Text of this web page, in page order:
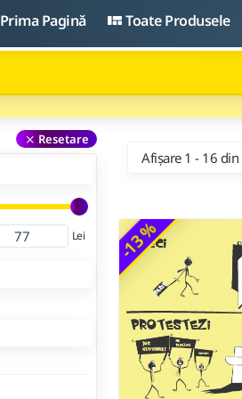
Prima Pagină Toate Produsele
Resetare
Lei
Afișare 1 - 16
-13 %